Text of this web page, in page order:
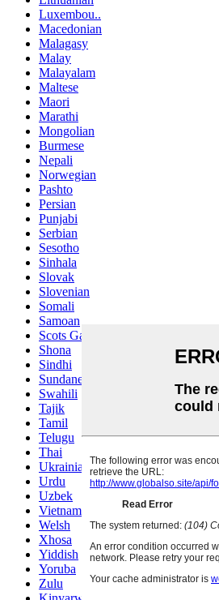
Luxembou..
Macedonian
Malagasy
Malay
Malayalam
Maltese
Maori
Marathi
Mongolian
Burmese
Nepali
Norwegian
Pashto
Persian
Punjabi
Serbian
Sesotho
Sinhala
Slovak
Slovenian
Somali
Samoan
Scots Gaelic
Shona
Sindhi
Sundanese
Swahili
Tajik
Tamil
Telugu
Thai
Ukrainian
Urdu
Uzbek
Vietnamese
Welsh
Xhosa
Yiddish
Yoruba
Zulu